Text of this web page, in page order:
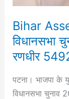
Bihar
विधानसभा
रणधीर
पटना। भाजपा के
विधानसभा चुनाव
के
राणा
रणधीर
5492
वोट
जीते